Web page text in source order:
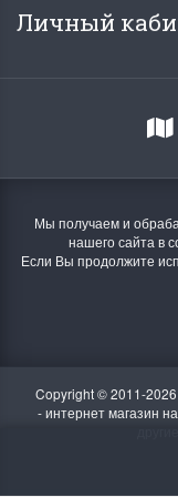
Личный
Мы получаем и
нашего сайта в
Если Вы продолжите
Copyright © 2011-
- интернет магазин